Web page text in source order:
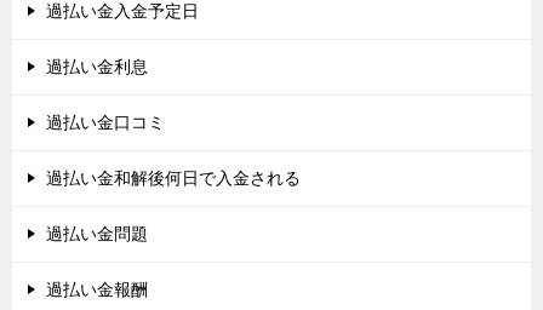
過払い金入金予定日
過払い金利息
過払い金口コミ
過払い金和解後何日で入金される
過払い金問題
過払い金報酬